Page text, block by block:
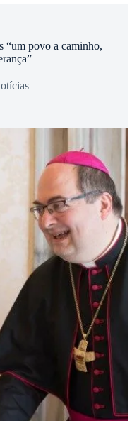
“um povo a caminho,